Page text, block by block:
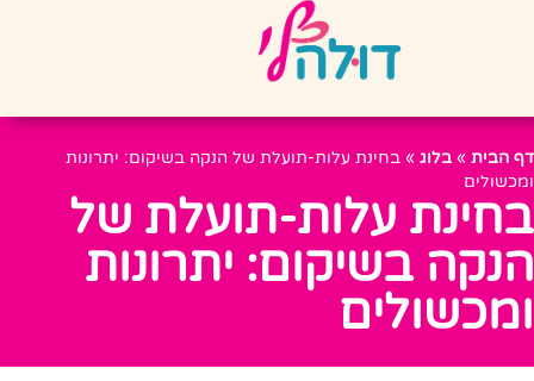
דף הבית » בלוג » בחינת עלות-תועלת של הנקה בשיקום: יתרונות
ומכשולים
בחינת עלות-תועלת של
הנקה בשיקום: יתרונות
ומכשולים